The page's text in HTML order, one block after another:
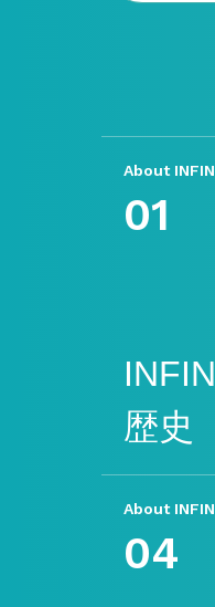
About
01
歴史
About
04